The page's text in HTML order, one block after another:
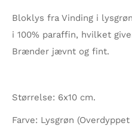
Bloklys fra Vinding i
i 100% paraffin, hvilket
Brænder jævnt og fint.
Størrelse: 6x10 cm.
Farve: Lysgrøn